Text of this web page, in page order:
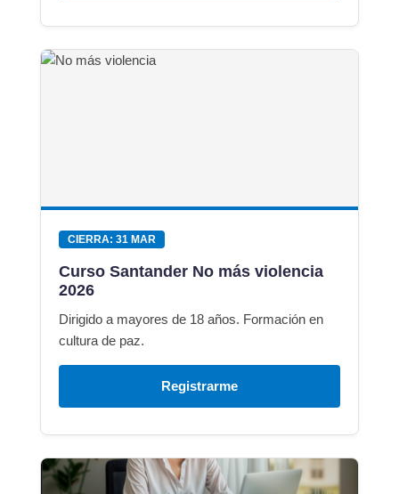
CIERRA: 31 MAR
Curso Santander No más violencia
2026
Dirigido a mayores de 18 años. Formación en
cultura de paz.
Registrarme